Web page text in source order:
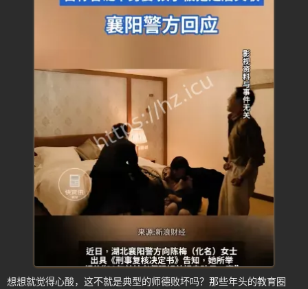
想想就觉得心酸，这不就是典型的师德败坏吗？那些年头的教育圈